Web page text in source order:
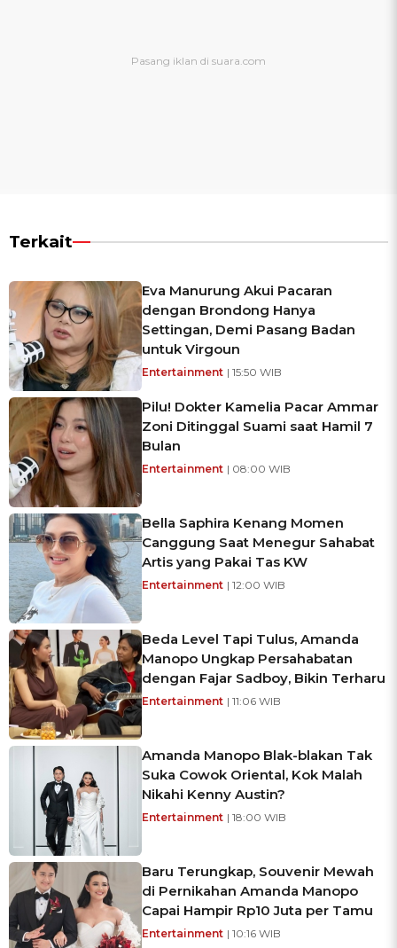
Terkait
Eva Manurung Akui Pacaran
dengan Brondong Hanya
Settingan, Demi Pasang Badan
untuk Virgoun
Entertainment | 15:50 WIB
Pilu! Dokter Kamelia Pacar Ammar
Zoni Ditinggal Suami saat Hamil 7
Bulan
Entertainment | 08:00 WIB
Bella Saphira Kenang Momen
Canggung Saat Menegur Sahabat
Artis yang Pakai Tas KW
Entertainment | 12:00 WIB
Beda Level Tapi Tulus, Amanda
Manopo Ungkap Persahabatan
dengan Fajar Sadboy, Bikin Terharu
Entertainment | 11:06 WIB
Amanda Manopo Blak-blakan Tak
Suka Cowok Oriental, Kok Malah
Nikahi Kenny Austin?
Entertainment | 18:00 WIB
Baru Terungkap, Souvenir Mewah
di Pernikahan Amanda Manopo
Capai Hampir Rp10 Juta per Tamu
Entertainment | 10:16 WIB